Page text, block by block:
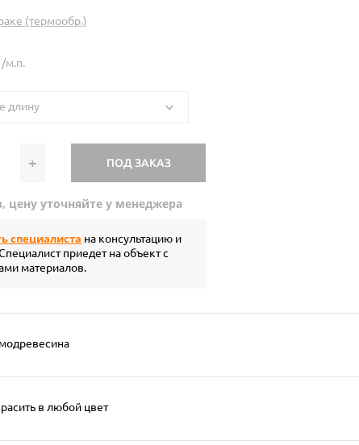
(термообр.)
/м.п.
длину
+ ПОД ЗАКАЗ
цену уточняйте у менеджера
специалиста на консультацию и
приедет на объект с
материалов.
в любой цвет